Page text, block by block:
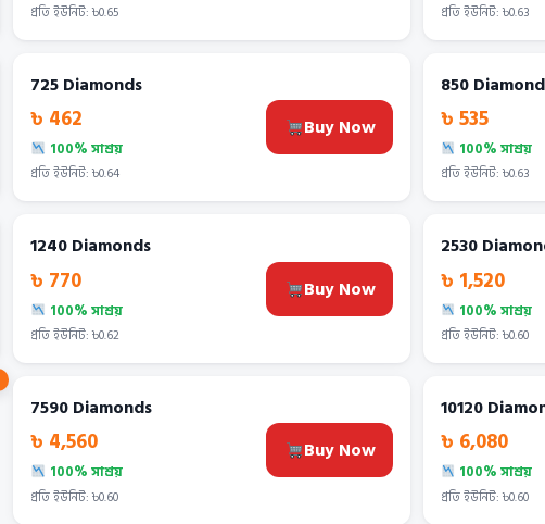
প্রতি ইউনিট: ৳0.65 প্রতি ইউনিট: ৳0.63
725 Diamonds
৳ 462
100% সাশ্রয়
প্রতি ইউনিট: ৳0.64
Buy Now
850
৳ 535
100% সাশ্রয়
প্রতি ইউনিট: ৳0.63
1240 Diamonds
৳ 770
100% সাশ্রয়
প্রতি ইউনিট: ৳0.62
Buy Now
2530
৳ 1,520
100% সাশ্রয়
প্রতি ইউনিট: ৳0.60
7590 Diamonds
৳ 4,560
100% সাশ্রয়
প্রতি ইউনিট: ৳0.60
Buy Now
10120
৳ 6,080
100% সাশ্রয়
প্রতি ইউনিট: ৳0.60